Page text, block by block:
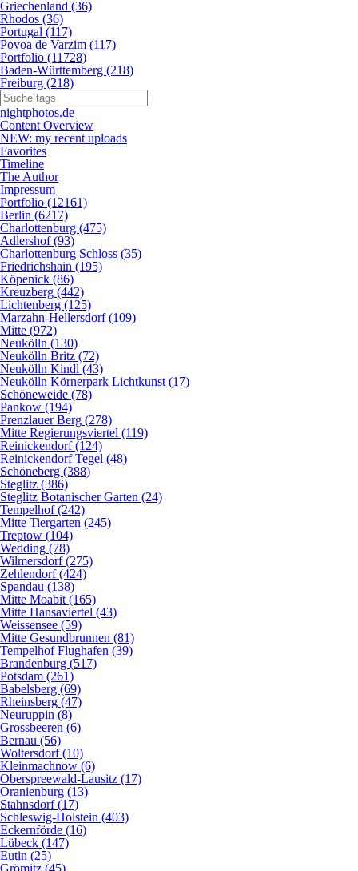
Griechenland (36)
Rhodos (36)
Portugal (117)
Povoa de Varzim (117)
Portfolio (11728)
Baden-Württemberg (218)
Freiburg (218)
nightphotos.de
Content Overview
NEW: my recent uploads
Favorites
Timeline
The Author
Impressum
Portfolio (12161)
Berlin (6217)
Charlottenburg (475)
Adlershof (93)
Charlottenburg Schloss (35)
Friedrichshain (195)
Köpenick (86)
Kreuzberg (442)
Lichtenberg (125)
Marzahn-Hellersdorf (109)
Mitte (972)
Neukölln (130)
Neukölln Britz (72)
Neukölln Kindl (43)
Neukölln Körnerpark Lichtkunst (17)
Schöneweide (78)
Pankow (194)
Prenzlauer Berg (278)
Mitte Regierungsviertel (119)
Reinickendorf (124)
Reinickendorf Tegel (48)
Schöneberg (388)
Steglitz (386)
Steglitz Botanischer Garten (24)
Tempelhof (242)
Mitte Tiergarten (245)
Treptow (104)
Wedding (78)
Wilmersdorf (275)
Zehlendorf (424)
Spandau (138)
Mitte Moabit (165)
Mitte Hansaviertel (43)
Weissensee (59)
Mitte Gesundbrunnen (81)
Tempelhof Flughafen (39)
Brandenburg (517)
Potsdam (261)
Babelsberg (69)
Rheinsberg (47)
Neuruppin (8)
Grossbeeren (6)
Bernau (56)
Woltersdorf (10)
Kleinmachnow (6)
Oberspreewald-Lausitz (17)
Oranienburg (13)
Stahnsdorf (17)
Schleswig-Holstein (403)
Eckernförde (16)
Lübeck (147)
Eutin (25)
Grömitz (45)